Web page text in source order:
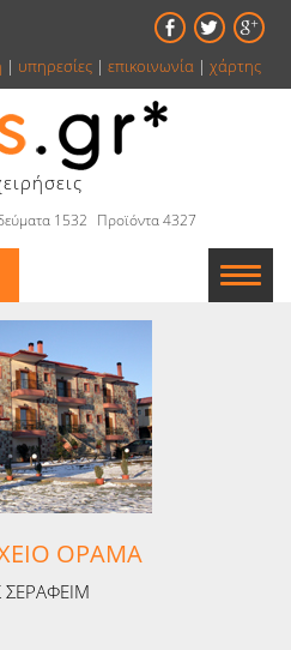
| υπηρεσίες| επικοινωνία| χάρτης
1532 Προϊόντα 4327
ΟΡΑΜΑ
ΣΕΡΑΦΕΙΜ